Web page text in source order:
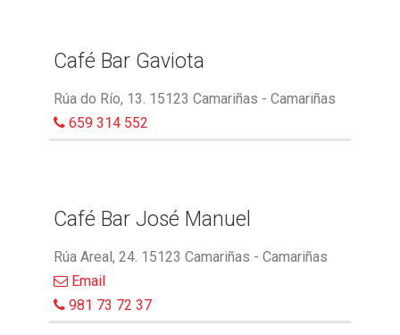
Café Bar Gaviota
Rúa do Río, 13. 15123 Camariñas - Camariñas
659 314 552
Café Bar José Manuel
Rúa Areal, 24. 15123 Camariñas - Camariñas
Email
981 73 72 37